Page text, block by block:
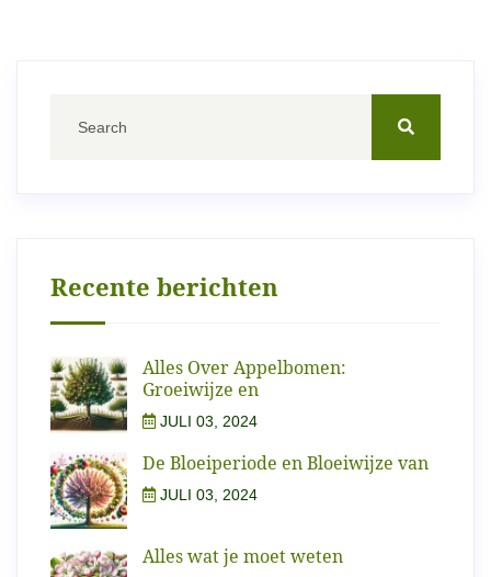
Recente berichten
Alles Over Appelbomen:
Groeiwijze en
JULI 03, 2024
De Bloeiperiode en Bloeiwijze van
JULI 03, 2024
Alles wat je moet weten